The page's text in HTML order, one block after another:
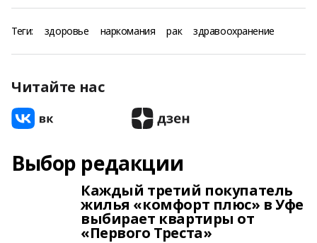
Теги: здоровье наркомания рак здравоохранение
Читайте нас
Выбор редакции
Каждый третий покупатель
жилья «комфорт плюс» в Уфе
выбирает квартиры от
«Первого Треста»